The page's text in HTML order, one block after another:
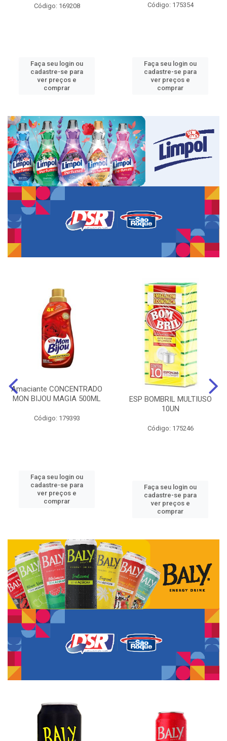
Código: 169208
Faça seu login ou
cadastre-se para
ver preços e
comprar
Código: 175354
Faça seu login ou
cadastre-se para
ver preços e
comprar
Amaciante CONCENTRADO
MON BIJOU MAGIA 500ML
Código: 179393
Faça seu login ou
cadastre-se para
ver preços e
comprar
ESP BOMBRIL MULTIUSO
10UN
Código: 175246
Faça seu login ou
cadastre-se para
ver preços e
comprar